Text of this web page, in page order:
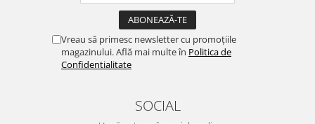
Vreau să primesc newsletter cu promoțiile
magazinului. Află mai multe în Politica de
Confidentialitate
SOCIAL